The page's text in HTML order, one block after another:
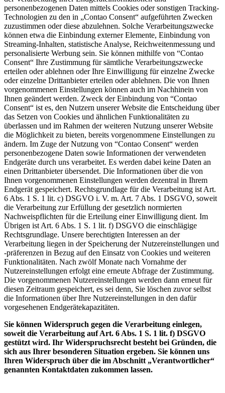
personenbezogenen Daten mittels Cookies oder sonstigen Tracking-
Technologien zu den in „Contao Consent“ aufgeführten Zwecken
zuzustimmen oder diese abzulehnen. Solche Verarbeitungszwecke
können etwa die Einbindung externer Elemente, Einbindung von
Streaming-Inhalten, statistische Analyse, Reichweitenmessung und
personalisierte Werbung sein. Sie können mithilfe von “Contao
Consent“ Ihre Zustimmung für sämtliche Verarbeitungszwecke
erteilen oder ablehnen oder Ihre Einwilligung für einzelne Zwecke
oder einzelne Drittanbieter erteilen oder ablehnen. Die von Ihnen
vorgenommenen Einstellungen können auch im Nachhinein von
Ihnen geändert werden. Zweck der Einbindung von “Contao
Consent“ ist es, den Nutzern unserer Website die Entscheidung über
das Setzen von Cookies und ähnlichen Funktionalitäten zu
überlassen und im Rahmen der weiteren Nutzung unserer Website
die Möglichkeit zu bieten, bereits vorgenommene Einstellungen zu
ändern. Im Zuge der Nutzung von “Contao Consent“ werden
personenbezogene Daten sowie Informationen der verwendeten
Endgeräte durch uns verarbeitet. Es werden dabei keine Daten an
einen Drittanbieter übersendet. Die Informationen über die von
Ihnen vorgenommenen Einstellungen werden dezentral in Ihrem
Endgerät gespeichert. Rechtsgrundlage für die Verarbeitung ist Art.
6 Abs. 1 S. 1 lit. c) DSGVO i. V. m. Art. 7 Abs. 1 DSGVO, soweit
die Verarbeitung zur Erfüllung der gesetzlich normierten
Nachweispflichten für die Erteilung einer Einwilligung dient. Im
Übrigen ist Art. 6 Abs. 1 S. 1 lit. f) DSGVO die einschlägige
Rechtsgrundlage. Unsere berechtigten Interessen an der
Verarbeitung liegen in der Speicherung der Nutzereinstellungen und
-präferenzen in Bezug auf den Einsatz von Cookies und weiteren
Funktionalitäten. Nach zwölf Monate nach Vornahme der
Nutzereinstellungen erfolgt eine erneute Abfrage der Zustimmung.
Die vorgenommenen Nutzereinstellungen werden dann erneut für
diesen Zeitraum gespeichert, es sei denn, Sie löschen zuvor selbst
die Informationen über Ihre Nutzereinstellungen in den dafür
vorgesehenen Endgerätekapazitäten.
Sie können Widerspruch gegen die Verarbeitung einlegen,
soweit die Verarbeitung auf Art. 6 Abs. 1 S. 1 lit. f) DSGVO
gestützt wird. Ihr Widerspruchsrecht besteht bei Gründen, die
sich aus Ihrer besonderen Situation ergeben. Sie können uns
Ihren Widerspruch über die im Abschnitt „Verantwortlicher“
genannten Kontaktdaten zukommen lassen.